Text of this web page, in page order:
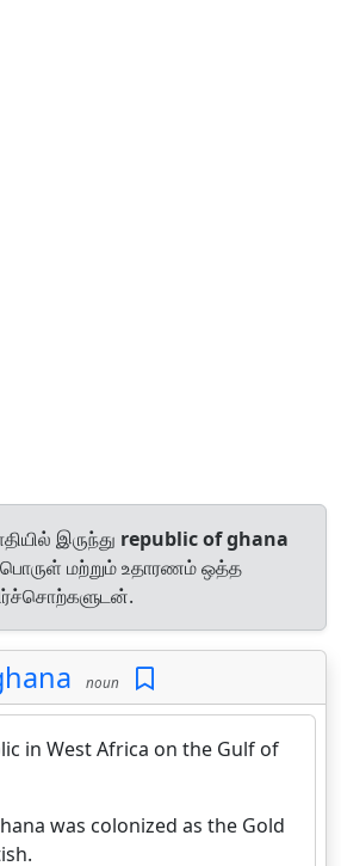
இருந்து republic of ghana
மற்றும் உதாரணம் ஒத்த
noun
in West Africa on the Gulf of
was colonized as the Gold